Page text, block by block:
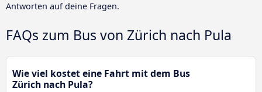
Antworten auf deine Fragen.
FAQs zum Bus von Zürich nach Pula
Wie viel kostet eine Fahrt mit dem Bus
Zürich nach Pula?